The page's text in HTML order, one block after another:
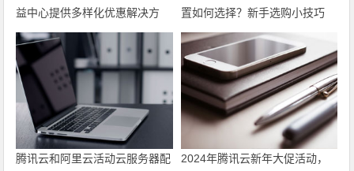
益中心提供多样化优惠解决方
案，帮助力用户上云
置如何选择？新手选购小技巧
最新代金券优惠券领取
腾讯云和阿里云活动云服务器配
2024年腾讯云新年大促活动，